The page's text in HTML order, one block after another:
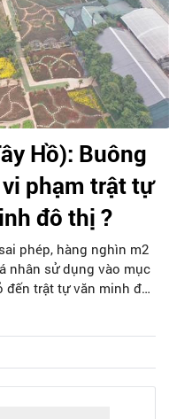
Hồ): Buông
phạm trật tự
đô thị ?
phép, hàng nghìn m2
nhân sử dụng vào mục
đến trật tự văn minh đô
Tây Hồ suốt một